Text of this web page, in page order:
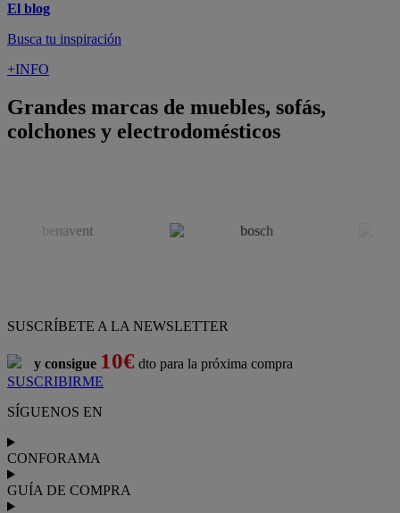
El blog
Busca tu inspiración
+INFO
Grandes marcas de muebles, sofás,
colchones y electrodomésticos
SUSCRÍBETE A LA NEWSLETTER
y consigue 10€ dto para la próxima compra
SUSCRIBIRME
SÍGUENOS EN
CONFORAMA
GUÍA DE COMPRA